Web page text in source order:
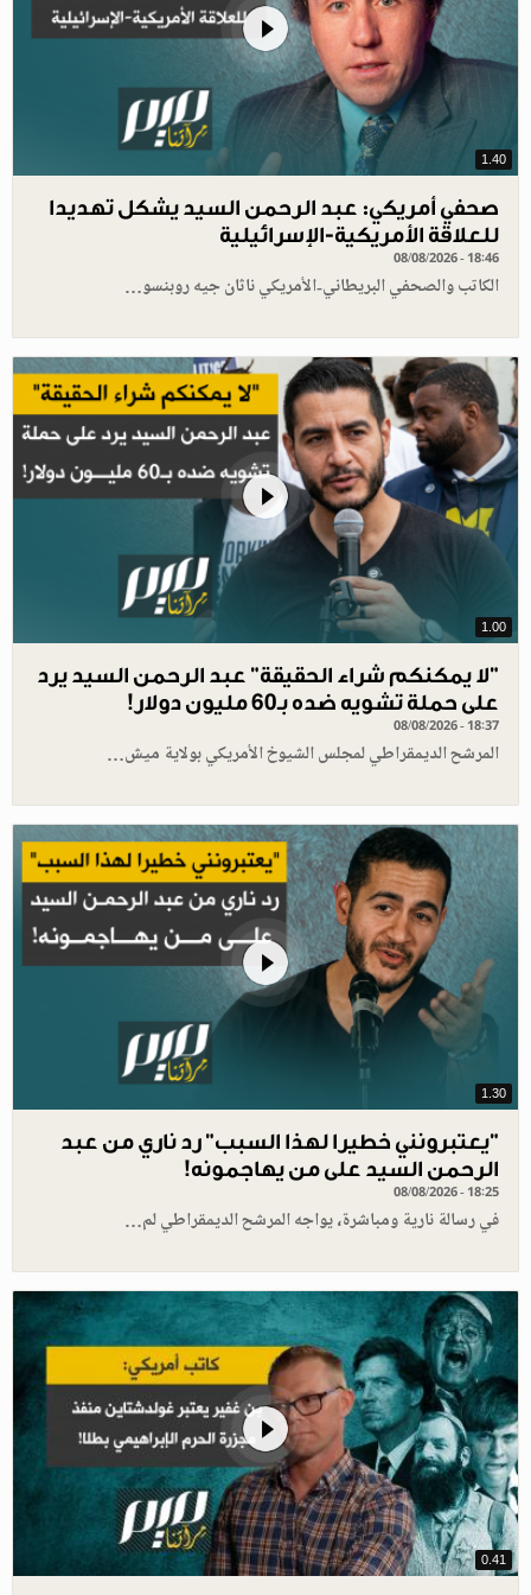
1.40
صحفي أمريكي: عبد الرحمن السيد يشكل تهديدا
للعلاقة الأمريكية-الإسرائيلية
08/08/2026 - 18:46
الكاتب والصحفي البريطاني-الأمريكي ناثان جيه روبنسو…
1.00
"لا يمكنكم شراء الحقيقة" عبد الرحمن السيد يرد
على حملة تشويه ضده بـ60 مليون دولار!
08/08/2026 - 18:37
المرشح الديمقراطي لمجلس الشيوخ الأمريكي بولاية ميش…
1.30
"يعتبرونني خطيرا لهذا السبب" رد ناري من عبد
الرحمن السيد على من يهاجمونه!
08/08/2026 - 18:25
في رسالة نارية ومباشرة، يواجه المرشح الديمقراطي لم…
0.41